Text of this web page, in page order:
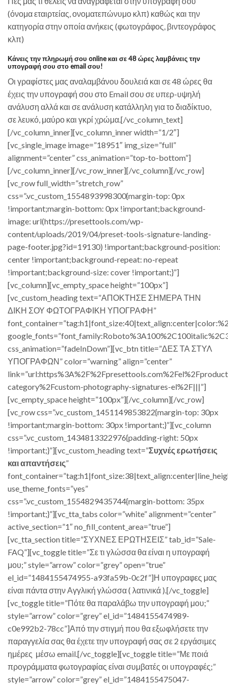
(όνομα εταιρτείας, ονοματεπώνυμο κλπ) καθώς και την
κατηγορία στην οποία ανήκεις (φωτογράφος, βιντεογράφος
κλπ)
Κάνεις την πληρωμή σου online και σε 48 ώρες λαμβάνεις την
υπογραφή σου στο email σου!
Οι γραφίστες μας αναλαμβάνου δουλειά και σε 48 ώρες θα
έχεις την υπογραφή σου στο Email σου σε υπερ-υψηλή
ανάλυση αλλά και σε ανάλυση κατάλληλη για το διαδίκτυο,
σε λευκό, μαύρο και γκρί χρώμα.[/vc_column_text]
[/vc_column_inner][vc_column_inner width=”1/2″]
[vc_single_image image=”18951″ img_size=”full”
alignment=”center” css_animation=”top-to-bottom”]
[/vc_column_inner][/vc_row_inner][/vc_column][/vc_row]
[vc_row full_width=”stretch_row”
css=”.vc_custom_1554893998300{margin-top: 0px
!important;margin-bottom: 0px !important;background-
image: url(https://presettools.com/wp-
content/uploads/2019/04/preset-tools-signature-landing-
page-footer.jpg?id=19130) !important;background-position:
center !important;background-repeat: no-repeat
!important;background-size: cover !important;}”]
[vc_column][vc_empty_space height=”100px”]
[vc_custom_heading text=”ΑΠΟΚΤΗΣΕ ΣΗΜΕΡΑ ΤΗΝ
ΔΙΚΗ ΣΟΥ ΦΩΤΟΓΡΑΦΙΚΗ ΥΠΟΓΡΑΦΗ”
css_animation=”fadeInDown”][vc_btn title=”ΔΕΣ ΤΑ ΣΤΥΛ
ΥΠΟΓΡΑΦΩΝ” color=”warning” align=”center”
category%2Fcustom-photography-signatures-el%2F|||”]
[vc_empty_space height=”100px”][/vc_column][/vc_row]
[vc_row css=”.vc_custom_1451149853822{margin-top: 30px
!important;margin-bottom: 30px !important;}”][vc_column
css=”.vc_custom_1434813322976{padding-right: 50px
!important;}”][vc_custom_heading text=”Συχνές ερωτήσεις
και απαντήσεις”
use_theme_fonts=”yes”
css=”.vc_custom_1554829435744{margin-bottom: 35px
!important;}”][vc_tta_tabs color=”white” alignment=”center”
active_section=”1″ no_fill_content_area=”true”]
[vc_tta_section title=”ΣΥΧΝΕΣ ΕΡΩΤΗΣΕΙΣ” tab_id=”Sale-
FAQ”][vc_toggle title=”Σε τι γλώσσα θα είναι η υπογραφή
μου;” style=”arrow” color=”grey” open=”true”
el_id=”1484155474955-a93fa59b-0c2f”]Η υπογραφες μας
είναι πάντα στην Αγγλική γλώσσα ( λατινικά ).[/vc_toggle]
[vc_toggle title=”Πότε θα παραλάβω την υπογραφή μου;”
style=”arrow” color=”grey” el_id=”1484155474989-
c0e992b2-78cc”]Από την στιγμή που θα εξωφλήσετε την
παραγγελία σας θα έχετε την υπογραφή σας σε 2 εργάσιμες
ημέρες μέσω email.[/vc_toggle][vc_toggle title=”Με ποιά
προγράμματα φωτογραφίας είναι συμβατές οι υπογραφές;”
style=”arrow” color=”grey” el_id=”1484155475047-